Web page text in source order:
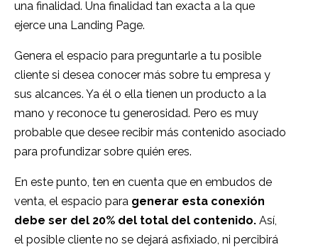
una finalidad. Una finalidad tan exacta a la que
ejerce una Landing Page.
Genera el espacio para preguntarle a tu posible
cliente si desea conocer más sobre tu empresa y
sus alcances. Ya él o ella tienen un producto a la
mano y reconoce tu generosidad. Pero es muy
probable que desee recibir más contenido asociado
para profundizar sobre quién eres.
En este punto, ten en cuenta que en embudos de
venta, el espacio para generar esta conexión
debe ser del 20% del total del contenido. Así,
el posible cliente no se dejará asfixiado, ni percibirá